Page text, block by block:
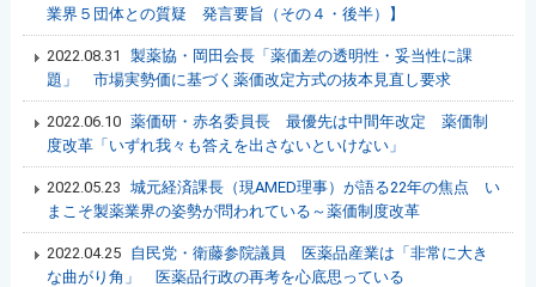
業界５団体との質疑 発言要旨（その４・後半）】
2022.08.31
製薬協・岡田会長「薬価差の透明性・妥当性に課
題」 市場実勢価に基づく薬価改定方式の抜本見直し要求
2022.06.10 薬価研・赤名委員長 最優先は中間年改定 薬価制
度改革「いずれ我々も答えを出さないといけない」
2022.05.23 城元経済課長（現AMED理事）が語る22年の焦点 い
まこそ製薬業界の姿勢が問われている～薬価制度改革
2022.04.25
自民党・衛藤参院議員 医薬品産業は「非常に大き
な曲がり角」 医薬品行政の再考を心底思っている